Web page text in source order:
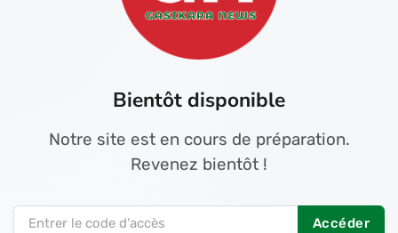
Bientôt disponible
Notre site est en cours de préparation.
Revenez bientôt !
Accéder